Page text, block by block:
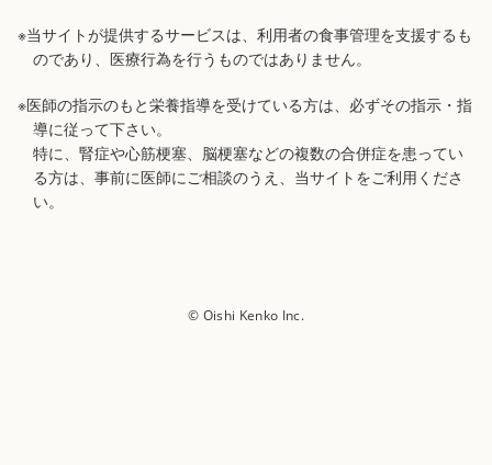
※当サイトが提供するサービスは、利用者の食事管理を支援するも
のであり、医療行為を行うものではありません。
※医師の指示のもと栄養指導を受けている方は、必ずその指示・指
導に従って下さい。
特に、腎症や心筋梗塞、脳梗塞などの複数の合併症を患ってい
る方は、事前に医師にご相談のうえ、当サイトをご利用くださ
い。
© Oishi Kenko Inc.